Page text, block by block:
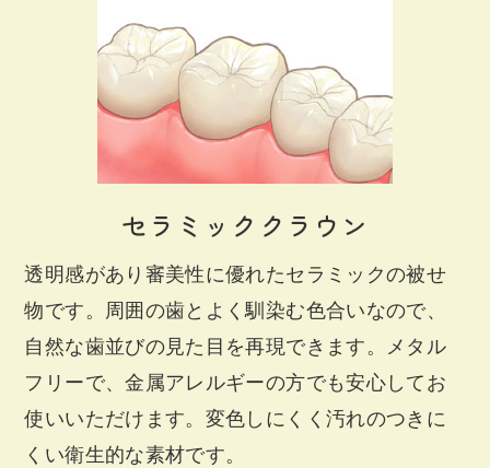
セラミッククラウン
透明感があり審美性に優れたセラミックの被せ
物です。周囲の歯とよく馴染む色合いなので、
自然な歯並びの見た目を再現できます。メタル
フリーで、金属アレルギーの方でも安心してお
使いいただけます。変色しにくく汚れのつきに
くい衛生的な素材です。